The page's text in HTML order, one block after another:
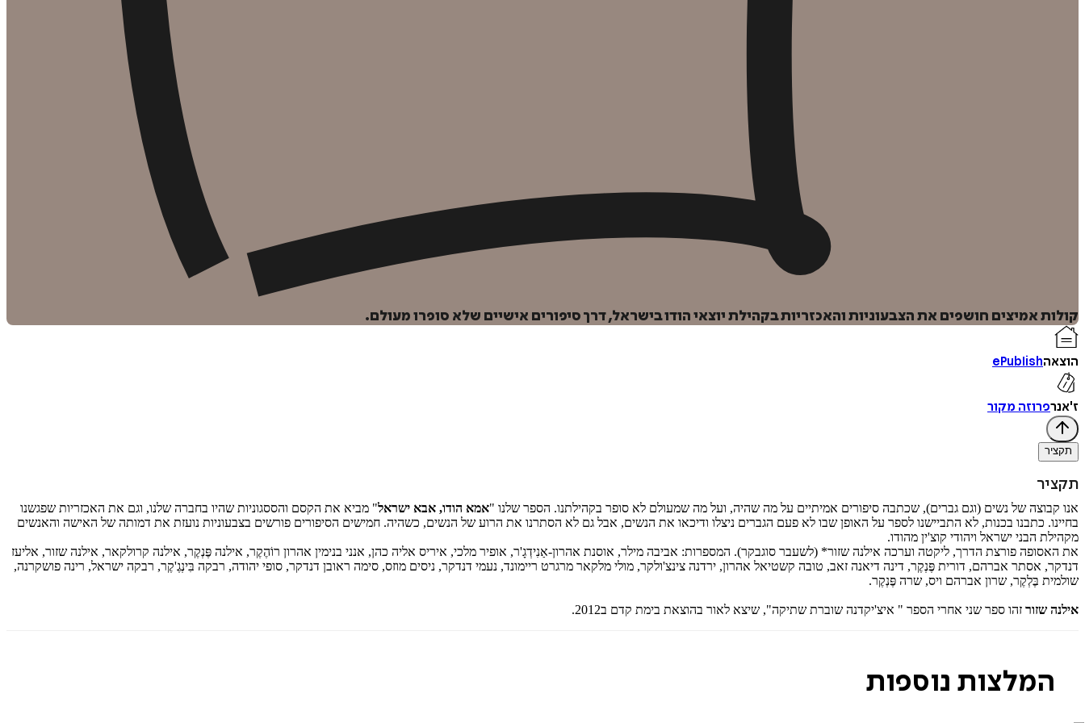
קולות אמיצים חושפים את הצבעוניות והאכזריות בקהילת יוצאי הודו בישראל, דרך סיפורים אישיים שלא סופרו מעולם.
הוצאהePublish
ז'אנרפרוזה מקור
תקציר
תקציר
אנו קבוצה של נשים (וגם גברים), שכתבה סיפורים אמיתיים על מה שהיה, ועל מה שמעולם לא סופר בקהילתנו. הספר שלנו "אמא הודו, אבא ישראל" מביא את הקסם והססגוניות שהיו בחברה שלנו, וגם את האכזריות שפגשנו
בחיינו. כתבנו בכנות, לא התביישנו לספר על האופן שבו לא פעם הגברים ניצלו ודיכאו את הנשים, אבל גם לא הסתרנו את הרוע של הנשים, כשהיה. חמישים הסיפורים פורשים בצבעוניות נועזת את דמותה של האישה והאנשים
מקהילת הבני ישראל ויהודי קוצ'ין מהודו.
את האסופה פורצת הדרך, ליקטה וערכה אילנה שזור* (לשעבר סוגבקר). המספרות: אביבה מילר, אוסנת אהרון-אַנִידְגָ'ר, אופיר מלכי, איריס אליה כהן, אנני בנימין אהרון רוֹהֶקֶר, אילנה פֶּנְקֶר, אילנה קרולקאר, אילנה שזור, אליעז
דנדקר, אסתר אברהם, דורית פֶּנְקֶר, דינה דיאנה זאב, טובה קשטיאל אהרון, ירדנה צינצ'ולקר, מולי מלקאר מרגרט ריימונד, נעמי דנדקר, ניסים מוזס, סימה ראובן דנדקר, סופי יהודה, רבקה בִּינְגֶ'קֶר, רבקה ישראל, רינה פושקרנה,
שולמית בֶּלְקֶר, שרון אברהם ויס, שרה פֶּנְקֶר.
אילנה שזור זהו ספר שני אחרי הספר " איצ'יקדנה שוברת שתיקה", שיצא לאור בהוצאת בימת קדם ב2012.
המלצות נוספות